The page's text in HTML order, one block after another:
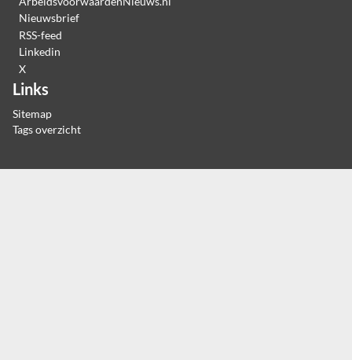
Nieuwsbrief
RSS-feed
Linkedin
X
Links
Sitemap
Tags overzicht